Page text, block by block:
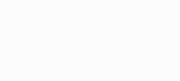
«здесь чудеса!»